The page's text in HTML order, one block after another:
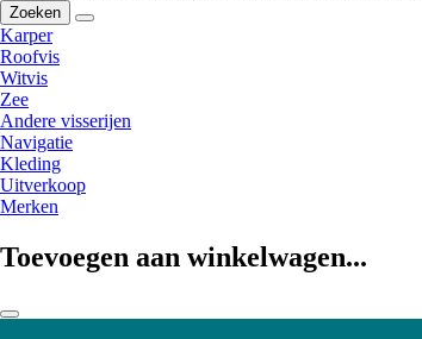
Zoeken
Karper
Roofvis
Witvis
Zee
Andere visserijen
Navigatie
Kleding
Uitverkoop
Merken
Toevoegen aan winkelwagen...